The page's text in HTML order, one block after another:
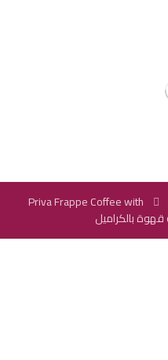
Priva Frappe Coffee with